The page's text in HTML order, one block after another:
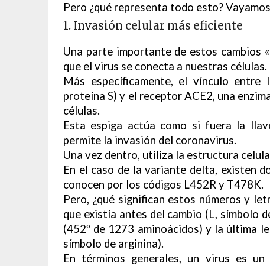
Pero ¿qué representa todo esto?
1. Invasión celular más eficiente
Una parte importante de estos cambios
que el virus se conecta a nuestras células.
Más específicamente, el vínculo entre
proteína S) y el receptor ACE2, una
células.
Esta espiga actúa como si fuera la
permite la invasión del coronavirus.
Una vez dentro, utiliza la estructura
En el caso de la variante delta, existen
conocen por los códigos L452R y T478K.
Pero, ¿qué significan estos números y
que existía antes del cambio (L, símbolo
(452º de 1273 aminoácidos) y la última
símbolo de arginina).
En términos generales, un virus es